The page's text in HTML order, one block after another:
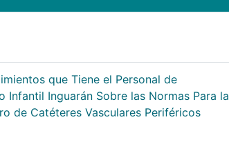
que Tiene el Personal de
Infantil Inguarán Sobre las Normas Para la
de Catéteres Vasculares Periféricos